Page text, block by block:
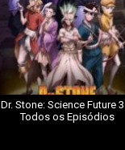
Dr. Stone: Science Future
Todos os Episódios